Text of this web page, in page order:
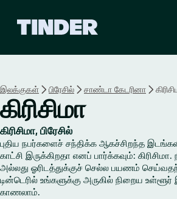
ம்
இலக்குகள் பிரேசில் சாண்டா கேடரினா
கிரிசிமா
கிரிசிமா, பிரேசில்
புதிய நபர்களைச் சந்திக்க ஆகச்சிறந்த
காட்சி இருக்கிறதா எனப் பார்க்கவும்:
அல்லது ஓரிடத்துக்குச் செல்ல பயணம்
டின்டெரில் உங்களுக்கு அருகில் நிறைய
காணலாம்.